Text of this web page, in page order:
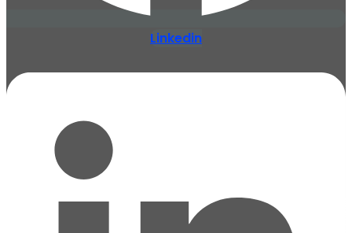
Linkedin